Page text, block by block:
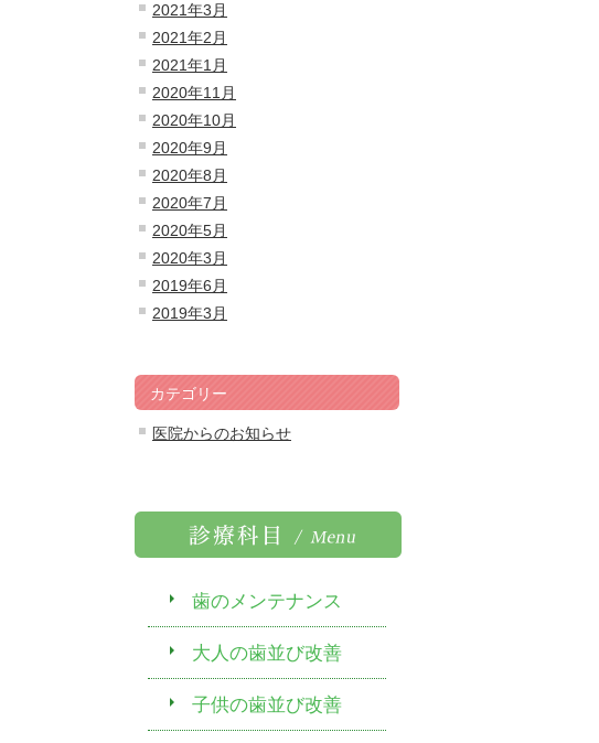
2021年3月
2021年2月
2021年1月
2020年11月
2020年10月
2020年9月
2020年8月
2020年7月
2020年5月
2020年3月
2019年6月
2019年3月
カテゴリー
医院からのお知らせ
歯のメンテナンス
大人の歯並び改善
子供の歯並び改善